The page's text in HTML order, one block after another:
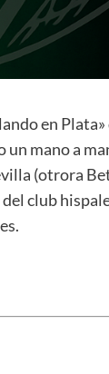
en
un mano a
(otrora
club